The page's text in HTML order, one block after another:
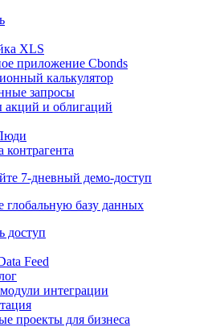
XLS
приложение Cbonds
калькулятор
запросы
и облигаций
контрагента
7-дневный демо-доступ
глобальную базу данных
доступ
Feed
интеграции
проекты для бизнеса